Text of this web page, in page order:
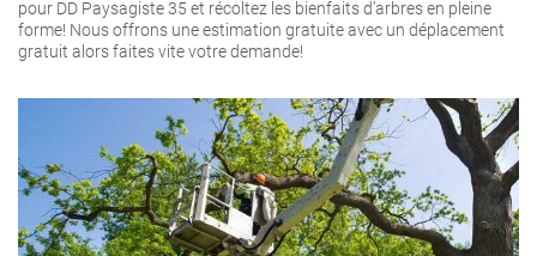
pour DD Paysagiste 35 et récoltez les bienfaits d’arbres en pleine
forme! Nous offrons une estimation gratuite avec un déplacement
gratuit alors faites vite votre demande!